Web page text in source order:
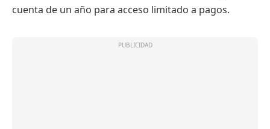
cuenta de un año para acceso limitado a pagos.